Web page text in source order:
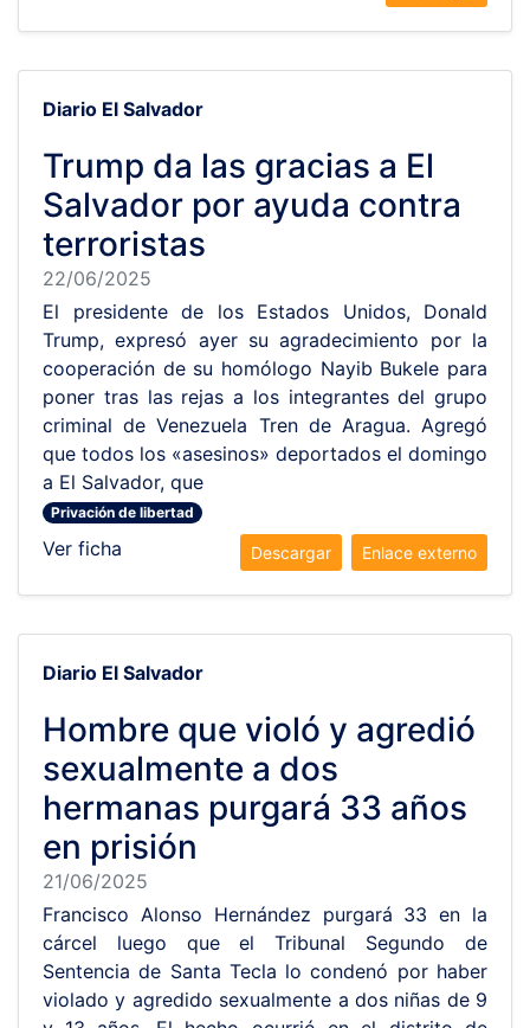
Diario El Salvador
Trump da las gracias a El
Salvador por ayuda contra
terroristas
22/06/2025
El presidente de los Estados Unidos, Donald
Trump, expresó ayer su agradecimiento por la
cooperación de su homólogo Nayib Bukele para
poner tras las rejas a los integrantes del grupo
criminal de Venezuela Tren de Aragua. Agregó
que todos los «asesinos» deportados el domingo
a El Salvador, que
Privación de libertad
Ver ficha Enlace externo
Descargar
Diario El Salvador
Hombre que violó y agredió
sexualmente a dos
hermanas purgará 33 años
en prisión
21/06/2025
Francisco Alonso Hernández purgará 33 en la
cárcel luego que el Tribunal Segundo de
Sentencia de Santa Tecla lo condenó por haber
violado y agredido sexualmente a dos niñas de 9